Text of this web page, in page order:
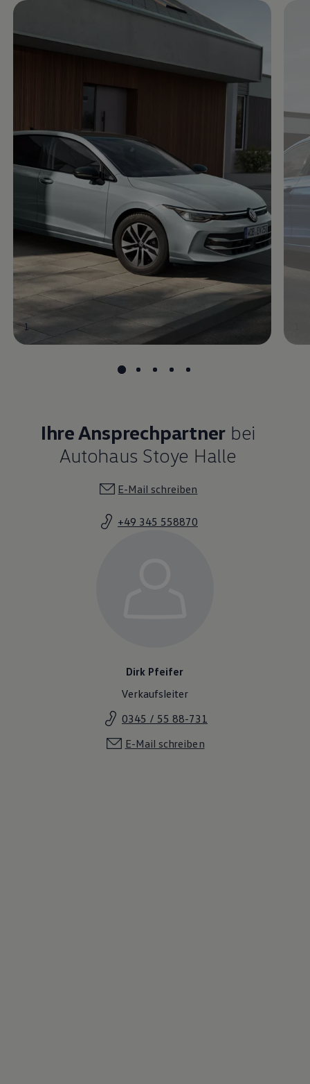
1
Ihre Ansprechpartner bei
Autohaus Stoye Halle
E-Mail schreiben
+49 345 558870
Dirk Pfeifer
Verkaufsleiter
0345 / 55 88-731
E-Mail schreiben